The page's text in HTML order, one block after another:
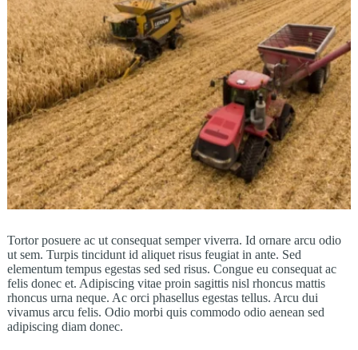
Tortor posuere ac ut consequat semper viverra. Id ornare arcu odio
ut sem. Turpis tincidunt id aliquet risus feugiat in ante. Sed
elementum tempus egestas sed sed risus. Congue eu consequat ac
felis donec et. Adipiscing vitae proin sagittis nisl rhoncus mattis
rhoncus urna neque. Ac orci phasellus egestas tellus. Arcu dui
vivamus arcu felis. Odio morbi quis commodo odio aenean sed
adipiscing diam donec.